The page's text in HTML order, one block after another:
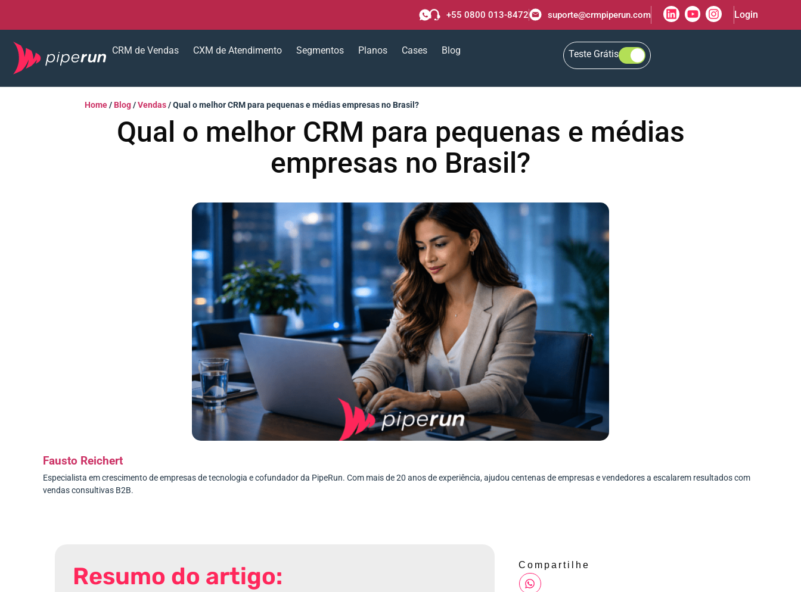
+55 0800 013-8472 suporte@crmpiperun.com Login
CRM de Vendas CXM de Atendimento Segmentos Planos Cases Blog Teste Grátis
Home/ Blog/Vendas/Qual o melhor CRM para pequenas e médias empresas no Brasil?
Qual o melhor CRM para pequenas e médias
empresas no Brasil?
Fausto Reichert
Especialista em crescimento de empresas de tecnologia e cofundador da PipeRun. Com mais de 20 anos de experiência, ajudou centenas de empresas e vendedores a escalarem resultados com
vendas consultivas B2B.
Resumo do artigo: Compartilhe